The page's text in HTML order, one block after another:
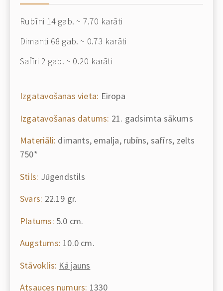
Rubīni 14 gab. ~ 7.70 karāti
Dimanti 68 gab. ~ 0.73 karāti
Safīri 2 gab. ~ 0.20 karāti
Izgatavošanas vieta: Eiropa
Izgatavošanas datums: 21. gadsimta sākums
Materiāli: dimants, emalja, rubīns, safīrs, zelts
750*
Stils: Jūgendstils
Svars: 22.19 gr.
Platums: 5.0 cm.
Augstums: 10.0 cm.
Stāvoklis: Kā jauns
Atsauces numurs: 1330